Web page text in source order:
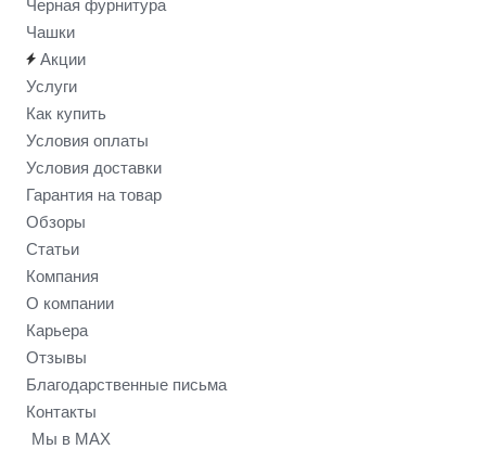
Черная фурнитура
Чашки
Акции
Услуги
Как купить
Условия оплаты
Условия доставки
Гарантия на товар
Обзоры
Статьи
Компания
О компании
Карьера
Отзывы
Благодарственные письма
Контакты
Мы в MAX